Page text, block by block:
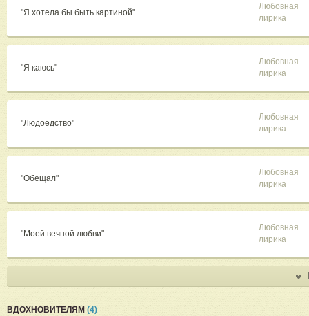
"Я хотела бы быть картиной"
Любовная
лирика
"Я каюсь"
Любовная
лирика
"Людоедство"
Любовная
лирика
"Обещал"
Любовная
лирика
"Моей вечной любви"
Любовная
лирика
ВДОХНОВИТЕЛЯМ (4)